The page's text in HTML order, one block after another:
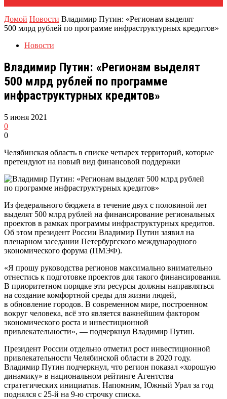
Домой Новости Владимир Путин: «Регионам выделят
500 млрд рублей по программе инфраструктурных кредитов»
Новости
Владимир Путин: «Регионам выделят
500 млрд рублей по программе
инфраструктурных кредитов»
5 июня 2021
0
0
Челябинская область в списке четырех территорий, которые
претендуют на новый вид финансовой поддержки
Из федерального бюджета в течение двух с половиной лет
выделят 500 млрд рублей на финансирование региональных
проектов в рамках программы инфраструктурных кредитов.
Об этом президент России Владимир Путин заявил на
пленарном заседании Петербургского международного
экономического форума (ПМЭФ).
«Я прошу руководства регионов максимально внимательно
отнестись к подготовке проектов для такого финансирования.
В приоритетном порядке эти ресурсы должны направляться
на создание комфортной среды для жизни людей,
в обновление городов. В современном мире, построенном
вокруг человека, всё это является важнейшим фактором
экономического роста и инвестиционной
привлекательности», — подчеркнул Владимир Путин.
Президент России отдельно отметил рост инвестиционной
привлекательности Челябинской области в 2020 году.
Владимир Путин подчеркнул, что регион показал «хорошую
динамику» в национальном рейтинге Агентства
стратегических инициатив. Напомним, Южный Урал за год
поднялся с 25-й на 9-ю строчку списка.